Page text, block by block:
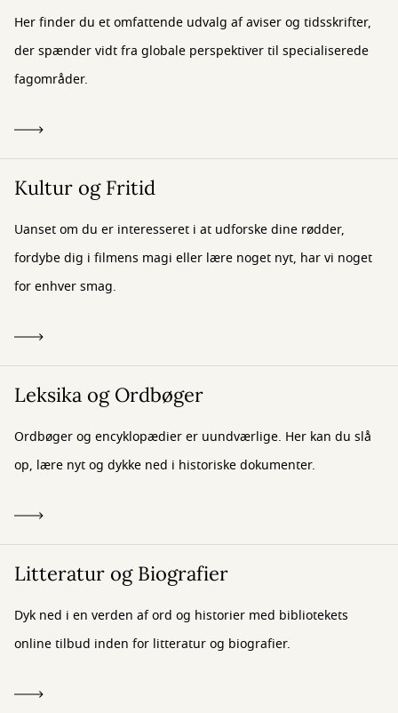
Her finder du et omfattende udvalg af aviser og tidsskrifter,
der spænder vidt fra globale perspektiver til specialiserede
fagområder.
Kultur og Fritid
Uanset om du er interesseret i at udforske dine rødder,
fordybe dig i filmens magi eller lære noget nyt, har vi noget
for enhver smag.
Leksika og Ordbøger
Ordbøger og encyklopædier er uundværlige. Her kan du slå
op, lære nyt og dykke ned i historiske dokumenter.
Litteratur og Biografier
Dyk ned i en verden af ord og historier med bibliotekets
online tilbud inden for litteratur og biografier.